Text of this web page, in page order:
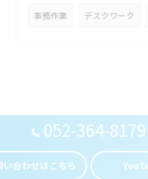
事務作業 デスクワーク
052-364-8179
い合わせはこちら